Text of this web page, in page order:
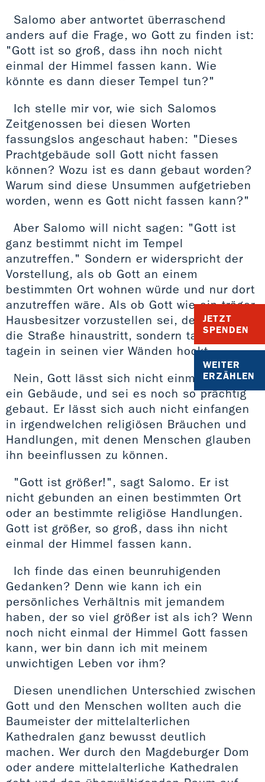
JETZT
SPENDEN
WEITER
ERZÄHLEN
Salomo aber antwortet überraschend
anders auf die Frage, wo Gott zu finden ist:
"Gott ist so groß, dass ihn noch nicht
einmal der Himmel fassen kann. Wie
könnte es dann dieser Tempel tun?"
Ich stelle mir vor, wie sich Salomos
Zeitgenossen bei diesen Worten
fassungslos angeschaut haben: "Dieses
Prachtgebäude soll Gott nicht fassen
können? Wozu ist es dann gebaut worden?
Warum sind diese Unsummen aufgetrieben
worden, wenn es Gott nicht fassen kann?"
Aber Salomo will nicht sagen: "Gott ist
ganz bestimmt nicht im Tempel
anzutreffen." Sondern er widerspricht der
Vorstellung, als ob Gott an einem
bestimmten Ort wohnen würde und nur dort
anzutreffen wäre. Als ob Gott wie ein träger
Hausbesitzer vorzustellen sei, der nie auf
die Straße hinaustritt, sondern tagaus,
tagein in seinen vier Wänden hockt.
Nein, Gott lässt sich nicht einmauern in
ein Gebäude, und sei es noch so prächtig
gebaut. Er lässt sich auch nicht einfangen
in irgendwelchen religiösen Bräuchen und
Handlungen, mit denen Menschen glauben
ihn beeinflussen zu können.
"Gott ist größer!", sagt Salomo. Er ist
nicht gebunden an einen bestimmten Ort
oder an bestimmte religiöse Handlungen.
Gott ist größer, so groß, dass ihn nicht
einmal der Himmel fassen kann.
Ich finde das einen beunruhigenden
Gedanken? Denn wie kann ich ein
persönliches Verhältnis mit jemandem
haben, der so viel größer ist als ich? Wenn
noch nicht einmal der Himmel Gott fassen
kann, wer bin dann ich mit meinem
unwichtigen Leben vor ihm?
Diesen unendlichen Unterschied zwischen
Gott und den Menschen wollten auch die
Baumeister der mittelalterlichen
Kathedralen ganz bewusst deutlich
machen. Wer durch den Magdeburger Dom
oder andere mittelalterliche Kathedralen